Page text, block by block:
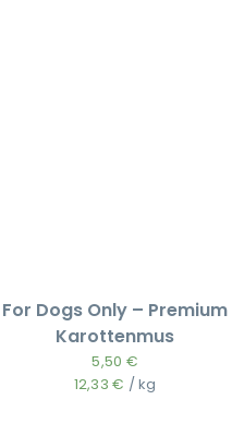
For Dogs Only – Premium
Karottenmus
5,50 €
12,33€ /kg